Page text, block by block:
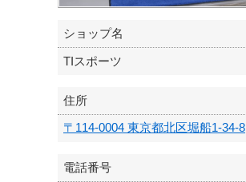
ショップ名
TIスポーツ
住所
〒114-0004 東京都北区堀船1-34-8
電話番号